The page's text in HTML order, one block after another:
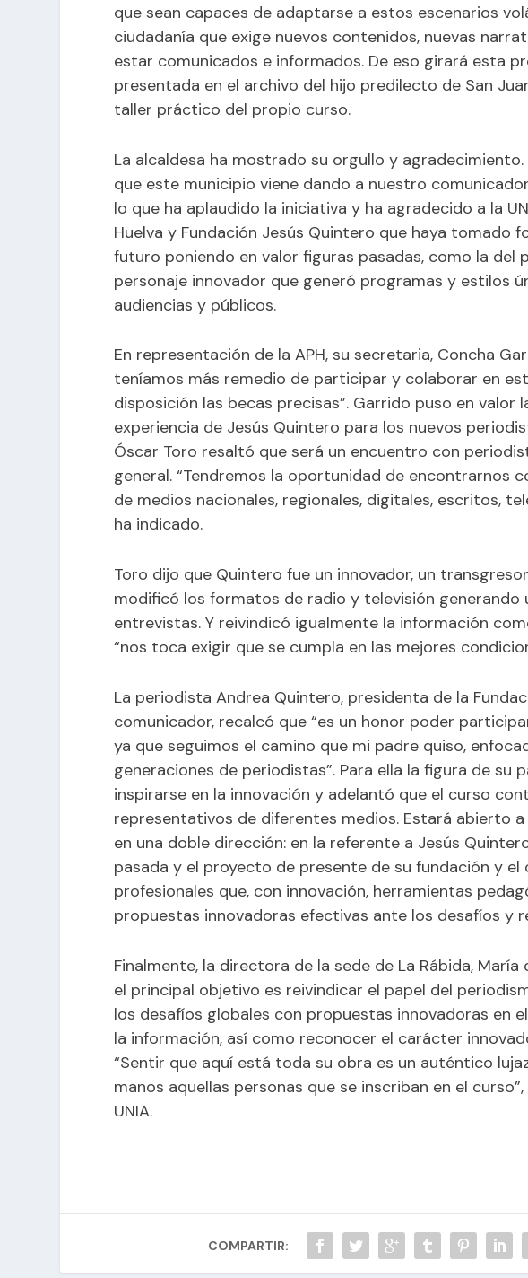
que sean capaces de adaptarse a estos escenarios
ciudadanía que exige nuevos contenidos, nuevas
estar comunicados e informados. De eso girará esta
presentada en el archivo del hijo predilecto de San
taller práctico del propio curso.
La alcaldesa ha mostrado su orgullo y agradecimiento.
que este municipio viene dando a nuestro
lo que ha aplaudido la iniciativa y ha agradecido a la
Huelva y Fundación Jesús Quintero que haya tomado
futuro poniendo en valor figuras pasadas, como la del
personaje innovador que generó programas y estilos
audiencias y públicos.
En representación de la APH, su secretaria, Concha
teníamos más remedio de participar y colaborar en
disposición las becas precisas”. Garrido puso en valor
experiencia de Jesús Quintero para los nuevos
Óscar Toro resaltó que será un encuentro con
general. “Tendremos la oportunidad de encontrarnos
de medios nacionales, regionales, digitales, escritos,
ha indicado.
Toro dijo que Quintero fue un innovador, un
modificó los formatos de radio y televisión generando
entrevistas. Y reivindicó igualmente la información
“nos toca exigir que se cumpla en las mejores
La periodista Andrea Quintero, presidenta de la
comunicador, recalcó que “es un honor poder
ya que seguimos el camino que mi padre quiso,
generaciones de periodistas”. Para ella la figura de su
inspirarse en la innovación y adelantó que el curso
representativos de diferentes medios. Estará abierto
en una doble dirección: en la referente a Jesús
pasada y el proyecto de presente de su fundación y
profesionales que, con innovación, herramientas
propuestas innovadoras efectivas ante los desafíos y
Finalmente, la directora de la sede de La Rábida,
el principal objetivo es reivindicar el papel del
los desafíos globales con propuestas innovadoras en
la información, así como reconocer el carácter
“Sentir que aquí está toda su obra es un auténtico
manos aquellas personas que se inscriban en el
UNIA.
COMPARTIR: